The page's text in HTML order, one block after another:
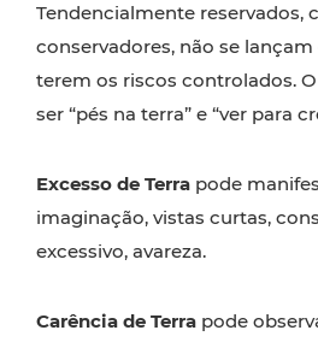
Tendencialmente reservados,
conservadores, não se
terem os riscos controlados.
ser “pés na terra” e “ver para
Excesso de Terra pode
imaginação, vistas curtas,
excessivo, avareza.
Carência de Terra pode